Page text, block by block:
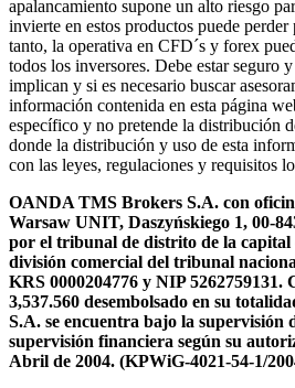
apalancamiento supone un alto riesgo
invierte en estos productos puede
tanto, la operativa en CFD´s y forex
todos los inversores. Debe estar seguro
implican y si es necesario buscar
información contenida en esta página
específico y no pretende la distribución
donde la distribución y uso de esta
con las leyes, regulaciones y requisitos
OANDA TMS Brokers S.A. con
Warsaw UNIT, Daszyńskiego 1, 00-
por el tribunal de distrito de la capital
división comercial del tribunal
KRS 0000204776 y NIP
3,537.560 desembolsado en su
S.A. se encuentra bajo la supervisión
supervisión financiera según su
Abril de 2004. (KPWiG-4021-54-1/